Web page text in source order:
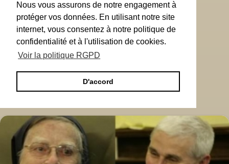
Nous vous assurons de notre engagement à
protéger vos données. En utilisant notre site
internet, vous consentez à notre politique de
confidentialité et à l'utilisation de cookies.
Voir la politique RGPD
D'accord